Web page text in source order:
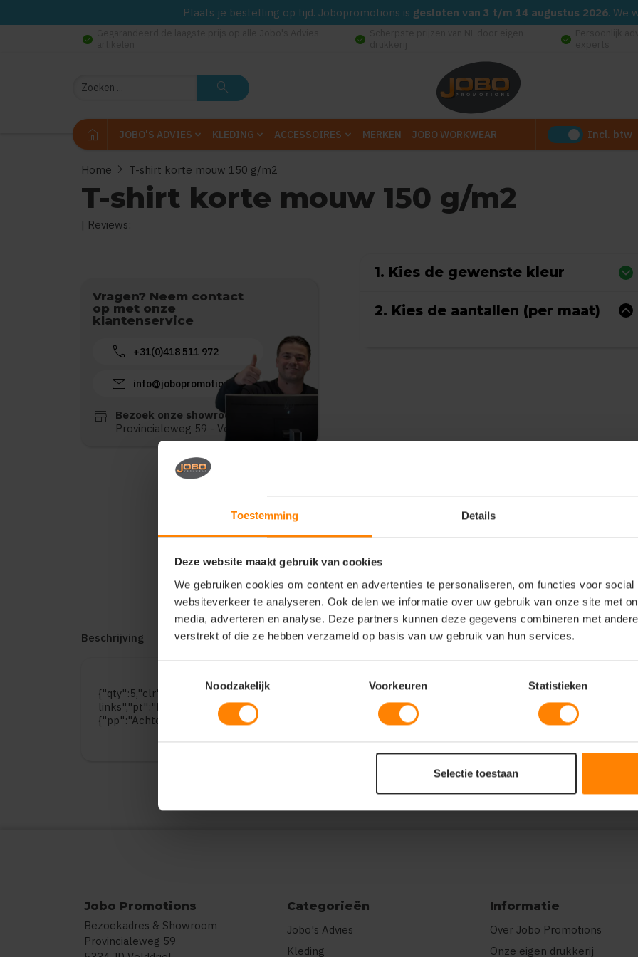
Toestemming Details
Deze website maakt gebruik van cookies
We gebruiken cookies om content en advertenties te personaliseren, om functies voor social
websiteverkeer te analyseren. Ook delen we informatie over uw gebruik van onze site met
media, adverteren en analyse. Deze partners kunnen deze gegevens combineren met
verstrekt of die ze hebben verzameld op basis van uw gebruik van hun services.
Noodzakelijk
Voorkeuren Statistieken
Selectie toestaan
Plaats je bestelling op tijd. Jobopromotions is gesloten van 3 t/m 14 augustus 2026. We
check_circle check_circle check_circle
Zoeken search
home JOBO'S ADVIES KLEDING ACCESSOIRES MERKEN JOBO WORKWEAR Incl. btw
Home chevron_right T-shirt korte mouw 150 g/m2
T-shirt korte mouw 150 g/m2
| Reviews:
Vragen? Neem contact
op met onze
klantenservice
call +31(0)418 511 972
mail info@jobopromotions.nl
store
Bezoek onze showroom:
Provincialeweg 59 - Velddriel
1. Kies de gewenste kleur
2. Kies de aantallen (per maat)
Beschrijving Reviews (0)
{"qty":5,"clr":"Orange","szs":{"S":5},"prnts":[{"pp":"Borst
links","pt":"Bedrukking","ct":"E\u00e9n kleur"},
{"pp":"Achterzijde","pt":"Bedrukking","ct":"E\u00e9n kleur"}]}
Jobo Promotions
Bezoekadres & Showroom
Provincialeweg 59
Categorieën
Jobo's Advies
Kleding
Informatie
Over Jobo Promotions
Onze eigen drukkerij